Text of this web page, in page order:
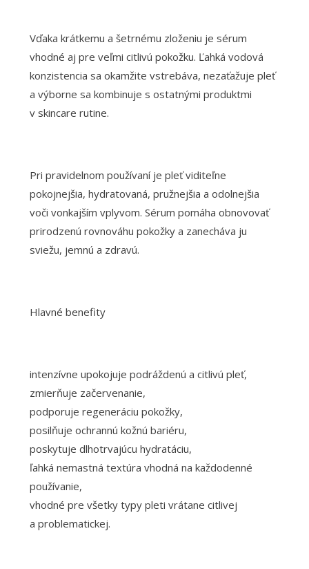
Vďaka krátkemu a šetrnému zloženiu je sérum
vhodné aj pre veľmi citlivú pokožku. Ľahká vodová
konzistencia sa okamžite vstrebáva, nezaťažuje pleť
a výborne sa kombinuje s ostatnými produktmi
v skincare rutine.
Pri pravidelnom používaní je pleť viditeľne
pokojnejšia, hydratovaná, pružnejšia a odolnejšia
voči vonkajším vplyvom. Sérum pomáha obnovovať
prirodzenú rovnováhu pokožky a zanecháva ju
sviežu, jemnú a zdravú.
Hlavné benefity
intenzívne upokojuje podráždenú a citlivú pleť,
zmierňuje začervenanie,
podporuje regeneráciu pokožky,
posilňuje ochrannú kožnú bariéru,
poskytuje dlhotrvajúcu hydratáciu,
ľahká nemastná textúra vhodná na každodenné
používanie,
vhodné pre všetky typy pleti vrátane citlivej
a problematickej.